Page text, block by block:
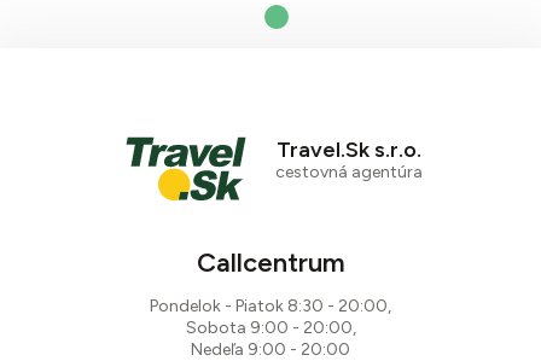
Travel.Sk s.r.o.
cestovná agentúra
Callcentrum
Pondelok - Piatok 8:30 - 20:00,
Sobota 9:00 - 20:00,
Nedeľa 9:00 - 20:00